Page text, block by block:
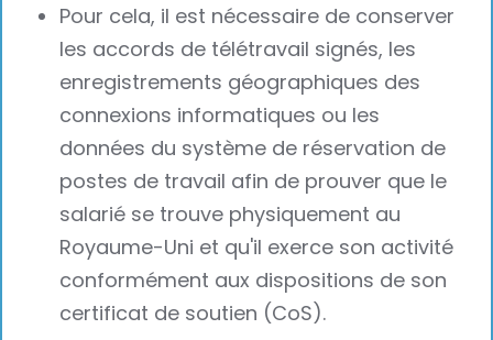
Pour cela, il est nécessaire de conserver
les accords de télétravail signés, les
enregistrements géographiques des
connexions informatiques ou les
données du système de réservation de
postes de travail afin de prouver que le
salarié se trouve physiquement au
Royaume-Uni et qu'il exerce son activité
conformément aux dispositions de son
certificat de soutien (CoS).